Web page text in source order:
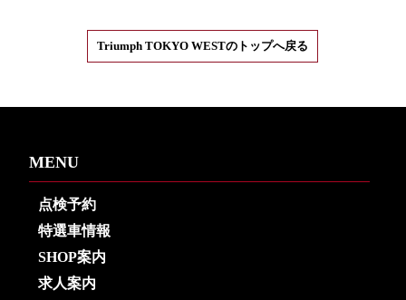
Triumph TOKYO WESTのトップへ戻る
MENU
点検予約
特選車情報
SHOP案内
求人案内